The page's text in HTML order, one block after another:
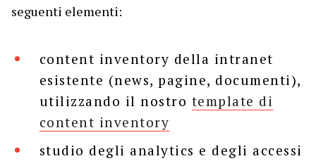
seguenti elementi:
content inventory della intranet
esistente (news, pagine, documenti),
utilizzando il nostro template di
content inventory
studio degli analytics e degli accessi